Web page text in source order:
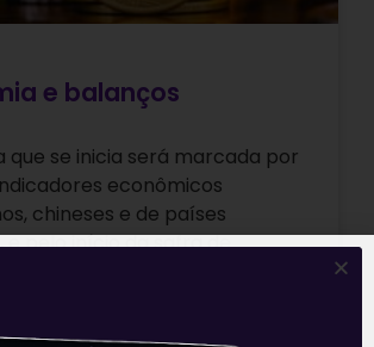
e balanços
que se inicia será marcada por
econômicos
chineses e de países
e pelo início da safra de